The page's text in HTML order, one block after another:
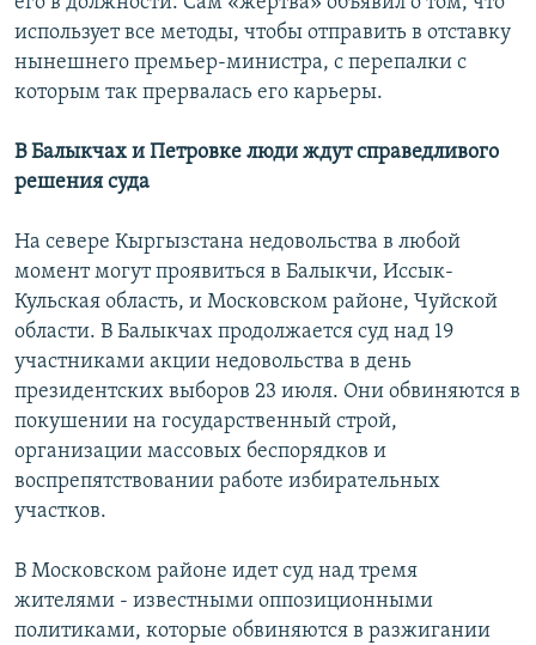
использует все методы, чтобы отправить в отставку
нынешнего премьер-министра, с перепалки с
которым так прервалась его карьеры.
В Балыкчах и Петровке люди ждут справедливого
решения суда
На севере Кыргызстана недовольства в любой
момент могут проявиться в Балыкчи, Иссык-
Кульская область, и Московском районе, Чуйской
области. В Балыкчах продолжается суд над 19
участниками акции недовольства в день
президентских выборов 23 июля. Они обвиняются в
покушении на государственный строй,
организации массовых беспорядков и
воспрепятствовании работе избирательных
участков.
В Московском районе идет суд над тремя
жителями - известными оппозиционными
политиками, которые обвиняются в разжигании